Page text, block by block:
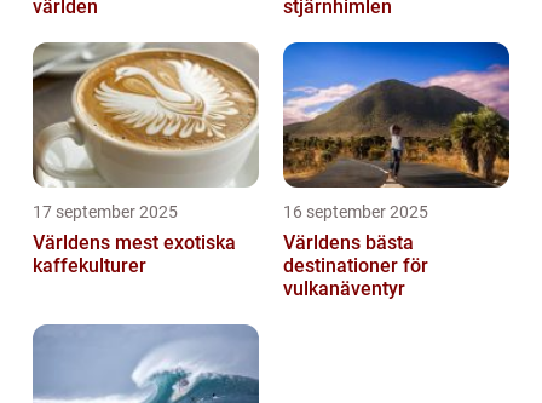
världen
stjärnhimlen
17 september 2025
Världens mest exotiska
kaffekulturer
16 september 2025
Världens bästa
destinationer för
vulkanäventyr